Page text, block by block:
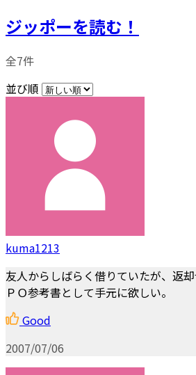
ジッポーを読む！
全7件
並び順
kuma1213
友人からしばらく借りていたが、返
ＰＯ参考書として手元に欲しい。
Good
2007/07/06